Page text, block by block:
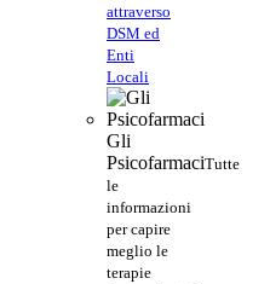
attraverso
DSM ed
Enti
Locali
Gli
PsicofarmaciTutte
le
informazioni
per capire
meglio le
terapie